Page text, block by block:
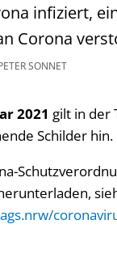
infiziert,
Corona
SONNET
2021 gilt in der
Schilder hin.